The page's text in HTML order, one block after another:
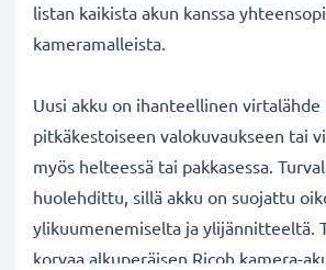
listan kaikista akun kanssa
kameramalleista.
Uusi akku on ihanteellinen virtalähde
pitkäkestoiseen valokuvaukseen tai
myös helteessä tai pakkasessa.
huolehdittu, sillä akku on suojattu
ylikuumenemiselta ja ylijännitteeltä.
korvaa alkuperäisen Ricoh kamera-